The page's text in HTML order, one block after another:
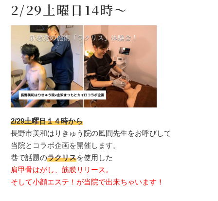
2/29土曜日14時～
2/29土曜日１４時から
長野市美和はりきゅう院の風間先生をお呼びして
当院とコラボ企画を開催します。
巷で話題のラクリスを使用した
肩甲骨はがし、筋膜リリース。
そして小顔エステ！が当院で出来ちゃいます！